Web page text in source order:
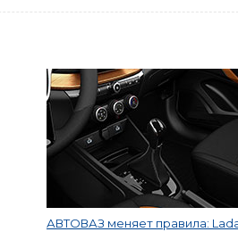
АВТОВАЗ меняет правила: